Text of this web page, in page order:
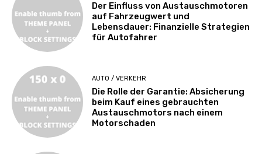
Der Einfluss von Austauschmotoren
auf Fahrzeugwert und
Lebensdauer: Finanzielle Strategien
für Autofahrer
AUTO / VERKEHR
Die Rolle der Garantie: Absicherung
beim Kauf eines gebrauchten
Austauschmotors nach einem
Motorschaden